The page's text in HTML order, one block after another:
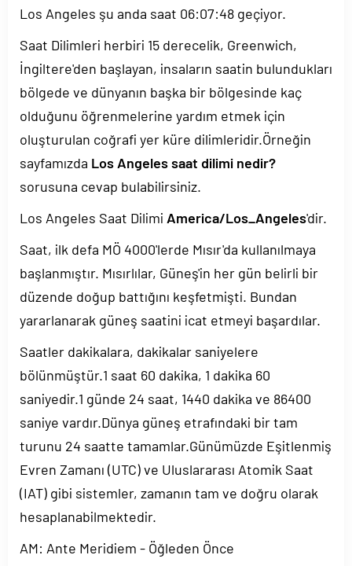
Los Angeles şu anda saat 06:07:48 geçiyor.
Saat Dilimleri herbiri 15 derecelik, Greenwich,
İngiltere'den başlayan, insaların saatin bulundukları
bölgede ve dünyanın başka bir bölgesinde kaç
olduğunu öğrenmelerine yardım etmek için
oluşturulan coğrafi yer küre dilimleridir.Örneğin
sayfamızda Los Angeles saat dilimi nedir?
sorusuna cevap bulabilirsiniz.
Los Angeles Saat Dilimi America/Los_Angeles'dir.
Saat, ilk defa MÖ 4000'lerde Mısır'da kullanılmaya
başlanmıştır. Mısırlılar, Güneş'in her gün belirli bir
düzende doğup battığını keşfetmişti. Bundan
yararlanarak güneş saatini icat etmeyi başardılar.
Saatler dakikalara, dakikalar saniyelere
bölünmüştür.1 saat 60 dakika, 1 dakika 60
saniyedir.1 günde 24 saat, 1440 dakika ve 86400
saniye vardır.Dünya güneş etrafındaki bir tam
turunu 24 saatte tamamlar.Günümüzde Eşitlenmiş
Evren Zamanı (UTC) ve Uluslararası Atomik Saat
(IAT) gibi sistemler, zamanın tam ve doğru olarak
hesaplanabilmektedir.
AM: Ante Meridiem - Öğleden Önce